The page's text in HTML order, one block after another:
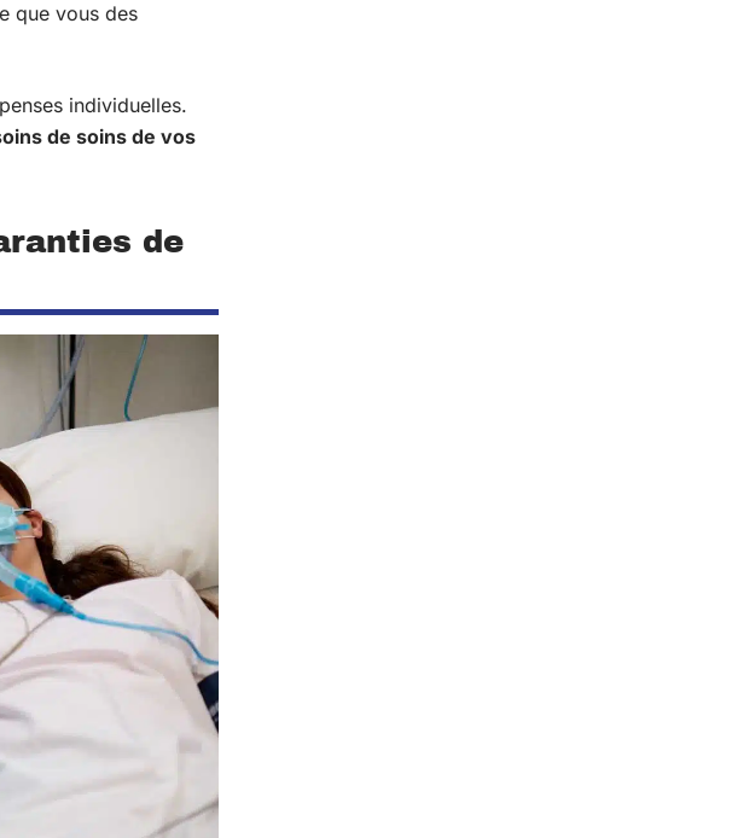
que vous des
individuelles.
de soins de vos
de